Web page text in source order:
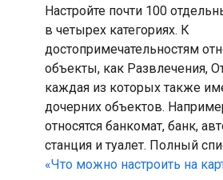
Настройте почти 100
в четырех категориях. К
достопримечательностям
объекты, как Развлечения,
каждая из которых также
дочерних объектов.
относятся банкомат, банк,
станция и туалет. Полный
«Что можно настроить на